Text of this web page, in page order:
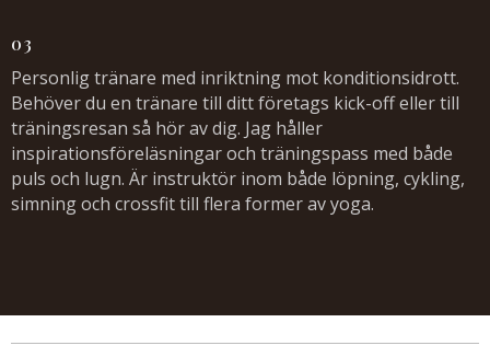
03
Personlig tränare med inriktning mot konditionsidrott.
Behöver du en tränare till ditt företags kick-off eller till
träningsresan så hör av dig. Jag håller
inspirationsföreläsningar och träningspass med både
puls och lugn. Är instruktör inom både löpning, cykling,
simning och crossfit till flera former av yoga.